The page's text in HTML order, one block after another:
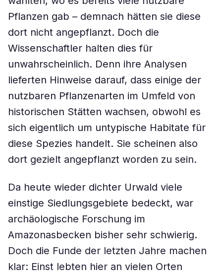
Pflanzen gab – demnach hätten sie diese
dort nicht angepflanzt. Doch die
Wissenschaftler halten dies für
unwahrscheinlich. Denn ihre Analysen
lieferten Hinweise darauf, dass einige der
nutzbaren Pflanzenarten im Umfeld von
historischen Stätten wachsen, obwohl es
sich eigentlich um untypische Habitate für
diese Spezies handelt. Sie scheinen also
dort gezielt angepflanzt worden zu sein.
Da heute wieder dichter Urwald viele
einstige Siedlungsgebiete bedeckt, war
archäologische Forschung im
Amazonasbecken bisher sehr schwierig.
Doch die Funde der letzten Jahre machen
klar: Einst lebten hier an vielen Orten